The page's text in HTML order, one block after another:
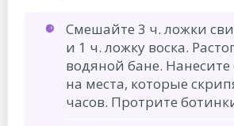
Смешайте 3 ч. ложки
и 1 ч. ложку воска.
водяной бане. Нанесите
на места, которые
часов. Протрите